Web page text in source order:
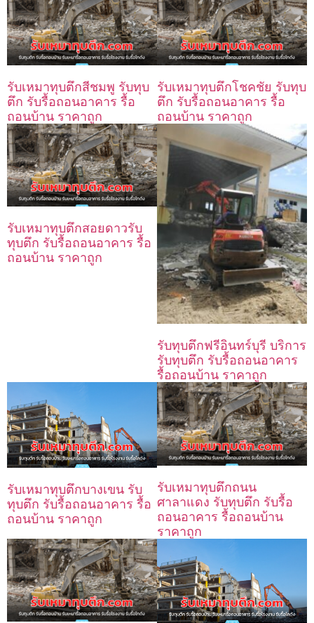
รับเหมาทุบตึกสีชมพู รับทุบ
ตึก รับรื้อถอนอาคาร รื้อ
ถอนบ้าน ราคาถูก
รับเหมาทุบตึกโชคชัย รับทุบ
ตึก รับรื้อถอนอาคาร รื้อ
ถอนบ้าน ราคาถูก
รับเหมาทุบตึกสอยดาวรับ
ทุบตึก รับรื้อถอนอาคาร รื้อ
ถอนบ้าน ราคาถูก
รับทุบตึกฟรีอินทร์บุรี บริการ
รับทุบตึก รับรื้อถอนอาคาร
รื้อถอนบ้าน ราคาถูก
รับเหมาทุบตึกบางเขน รับ
ทุบตึก รับรื้อถอนอาคาร รื้อ
ถอนบ้าน ราคาถูก
รับเหมาทุบตึกถนน
ศาลาแดง รับทุบตึก รับรื้อ
ถอนอาคาร รื้อถอนบ้าน
ราคาถูก